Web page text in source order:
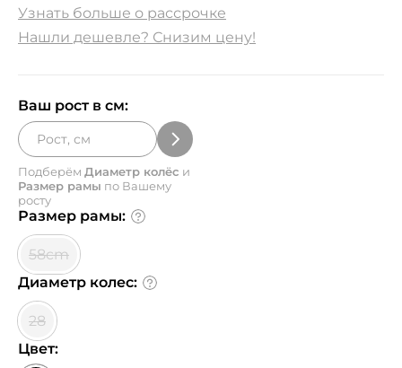
Узнать больше о рассрочке
Нашли дешевле? Снизим цену!
Ваш рост в см:
Подберём Диаметр колёс и
Размер рамы по Вашему
росту
Размер рамы:
58cm
Диаметр колес:
28
Цвет: